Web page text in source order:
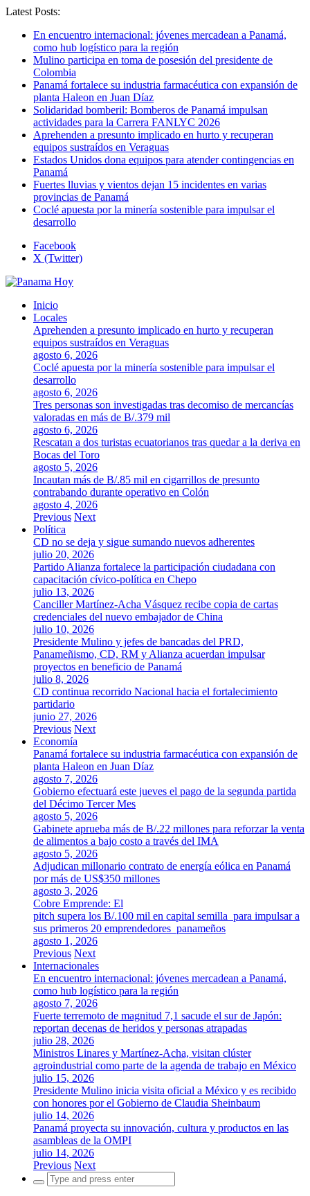
Latest Posts:
En encuentro internacional: jóvenes mercadean a Panamá,
como hub logístico para la región
Mulino participa en toma de posesión del presidente de
Colombia
Panamá fortalece su industria farmacéutica con expansión de
planta Haleon en Juan Díaz
Solidaridad bomberil: Bomberos de Panamá impulsan
actividades para la Carrera FANLYC 2026
Aprehenden a presunto implicado en hurto y recuperan
equipos sustraídos en Veraguas
Estados Unidos dona equipos para atender contingencias en
Panamá
Fuertes lluvias y vientos dejan 15 incidentes en varias
provincias de Panamá
Coclé apuesta por la minería sostenible para impulsar el
desarrollo
Facebook
X (Twitter)
Inicio
Locales
Aprehenden a presunto implicado en hurto y recuperan
equipos sustraídos en Veraguas
agosto 6, 2026
Coclé apuesta por la minería sostenible para impulsar el
desarrollo
agosto 6, 2026
Tres personas son investigadas tras decomiso de mercancías
valoradas en más de B/.379 mil
agosto 6, 2026
Rescatan a dos turistas ecuatorianos tras quedar a la deriva en
Bocas del Toro
agosto 5, 2026
Incautan más de B/.85 mil en cigarrillos de presunto
contrabando durante operativo en Colón
agosto 4, 2026
Previous Next
Política
CD no se deja y sigue sumando nuevos adherentes
julio 20, 2026
Partido Alianza fortalece la participación ciudadana con
capacitación cívico-política en Chepo
julio 13, 2026
Canciller Martínez-Acha Vásquez recibe copia de cartas
credenciales del nuevo embajador de China
julio 10, 2026
Presidente Mulino y jefes de bancadas del PRD,
Panameñismo, CD, RM y Alianza acuerdan impulsar
proyectos en beneficio de Panamá
julio 8, 2026
CD continua recorrido Nacional hacia el fortalecimiento
partidario
junio 27, 2026
Previous Next
Economía
Panamá fortalece su industria farmacéutica con expansión de
planta Haleon en Juan Díaz
agosto 7, 2026
Gobierno efectuará este jueves el pago de la segunda partida
del Décimo Tercer Mes
agosto 5, 2026
Gabinete aprueba más de B/.22 millones para reforzar la venta
de alimentos a bajo costo a través del IMA
agosto 5, 2026
Adjudican millonario contrato de energía eólica en Panamá
por más de US$350 millones
agosto 3, 2026
Cobre Emprende: El
pitch supera los B/.100 mil en capital semilla para impulsar a
sus primeros 20 emprendedores panameños
agosto 1, 2026
Previous Next
Internacionales
En encuentro internacional: jóvenes mercadean a Panamá,
como hub logístico para la región
agosto 7, 2026
Fuerte terremoto de magnitud 7,1 sacude el sur de Japón:
reportan decenas de heridos y personas atrapadas
julio 28, 2026
Ministros Linares y Martínez-Acha, visitan clúster
agroindustrial como parte de la agenda de trabajo en México
julio 15, 2026
Presidente Mulino inicia visita oficial a México y es recibido
con honores por el Gobierno de Claudia Sheinbaum
julio 14, 2026
Panamá proyecta su innovación, cultura y productos en las
asambleas de la OMPI
julio 14, 2026
Previous Next
Search
for: